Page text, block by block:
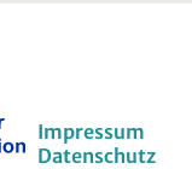
Impressum
Datenschutz